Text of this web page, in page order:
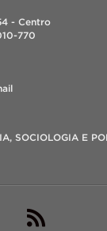
- Centro
770
SOCIOLOGIA E